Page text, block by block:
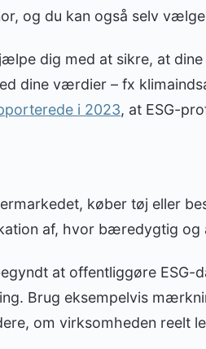
og du kan også selv
dig med at sikre, at
dine værdier – fx
i 2023, at ESG-
køber tøj eller
af, hvor bæredygtig og
at offentliggøre
Brug eksempelvis
om virksomheden reelt